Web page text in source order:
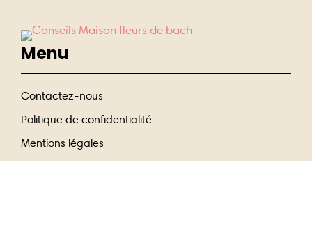
Menu
Contactez-nous
Politique de confidentialité
Mentions légales